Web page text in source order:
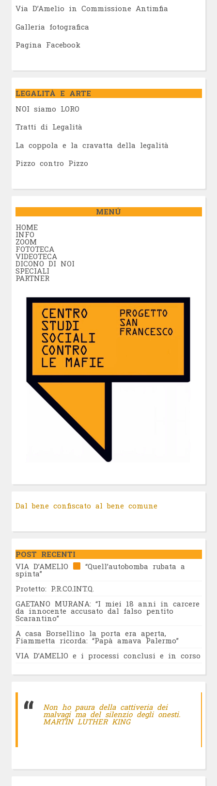
Via D’Amelio in Commissione Antimfia
Galleria fotografica
Pagina Facebook
LEGALITÀ E ARTE
NOI siamo LORO
Tratti di Legalità
La coppola e la cravatta della legalità
Pizzo contro Pizzo
MENÚ
HOME
INFO
ZOOM
FOTOTECA
VIDEOTECA
DICONO DI NOI
SPECIALI
PARTNER
Dal bene confiscato al bene comune
POST RECENTI
VIA D’AMELIO
“Quell’autobomba rubata a
spinta”
Protetto: P.R.CO.INT.Q.
GAETANO MURANA: “I miei 18 anni in carcere
da innocente accusato dal falso pentito
Scarantino”
A casa Borsellino la porta era aperta,
Fiammetta ricorda: “Papà amava Palermo”
VIA D’AMELIO e i processi conclusi e in corso
Non ho paura della cattiveria dei
malvagi ma del silenzio degli onesti.
MARTIN LUTHER KING